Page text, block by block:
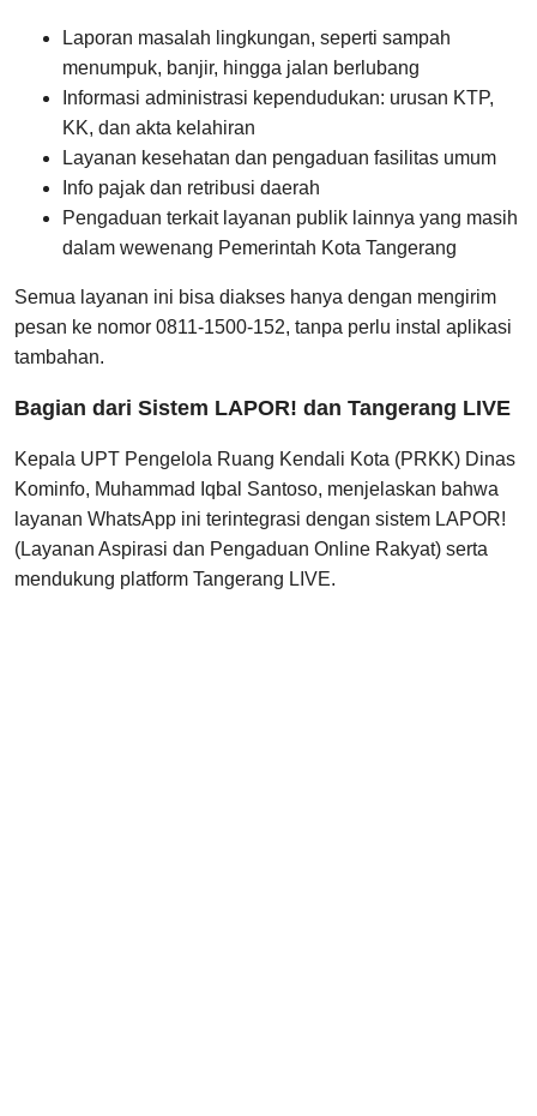
Laporan masalah lingkungan, seperti sampah
menumpuk, banjir, hingga jalan berlubang
Informasi administrasi kependudukan: urusan KTP,
KK, dan akta kelahiran
Layanan kesehatan dan pengaduan fasilitas umum
Info pajak dan retribusi daerah
Pengaduan terkait layanan publik lainnya yang masih
dalam wewenang Pemerintah Kota Tangerang
Semua layanan ini bisa diakses hanya dengan mengirim
pesan ke nomor 0811-1500-152, tanpa perlu instal aplikasi
tambahan.
Bagian dari Sistem LAPOR! dan Tangerang LIVE
Kepala UPT Pengelola Ruang Kendali Kota (PRKK) Dinas
Kominfo, Muhammad Iqbal Santoso, menjelaskan bahwa
layanan WhatsApp ini terintegrasi dengan sistem LAPOR!
(Layanan Aspirasi dan Pengaduan Online Rakyat) serta
mendukung platform Tangerang LIVE.